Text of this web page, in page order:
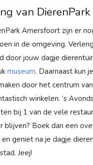
van
Amersfoort zijn er
in de omgeving.
door jouw dagje
museum. Daarnaast kun
door het centrum
winkelen. ’s
bij 1 van de vele
blijven? Boek dan een
geniet na je dagje
Jeej!